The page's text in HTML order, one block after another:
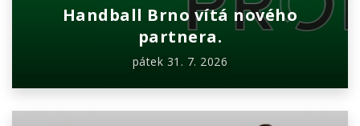
Handball Brno vítá nového
partnera.
pátek 31. 7. 2026